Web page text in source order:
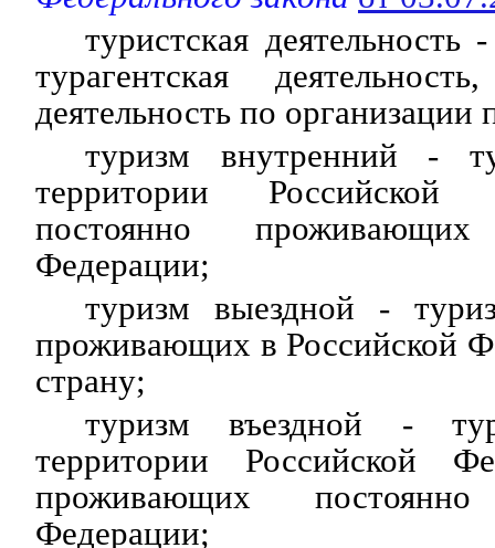
туристская деятельность
турагентская
деятельность по организации
туризм внутренний -
территории
постоянно
Федерации;
туризм выездной -
проживающих в Российской
страну;
туризм въездной -
территории Российской
проживающих
Федерации;